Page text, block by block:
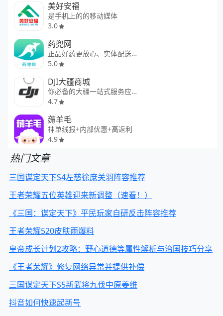
美好安福
是手机上的的移动媒体
3.0
药兜网
正品好药更放心、实体配送更省心
5.0
DJI大疆商城
你必备的大疆一站式服务应用
4.7
薅羊毛
神单线报+内部优惠+高返利
4.9
热门文章
三国谋定天下S4左慈徐庶关羽阵容推荐
王者荣耀五位英雄迎来新调整（速看！）
《三国：谋定天下》平民玩家自研反击阵容推荐
王者荣耀520皮肤雨爆料
皇帝成长计划2攻略：野心道德等属性解析与治国技巧分享
《王者荣耀》修复网络异常并提供补偿
三国谋定天下S5新武将九伐中原姜维
抖音如何快速起新号